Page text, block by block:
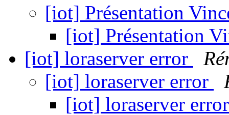
[iot] Présentation
[iot] Présentation
[iot] loraserver error
[iot] loraserver error
[iot] loraserver